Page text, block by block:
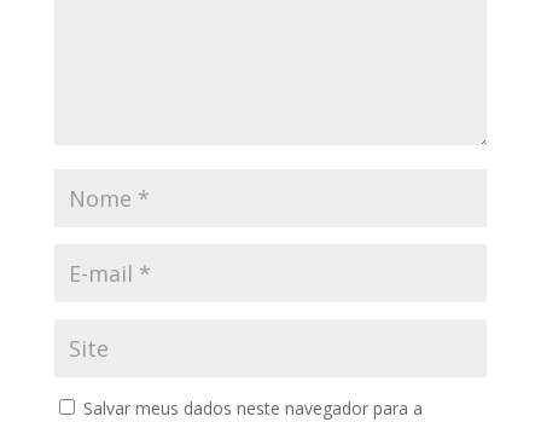
Salvar meus dados neste navegador para a